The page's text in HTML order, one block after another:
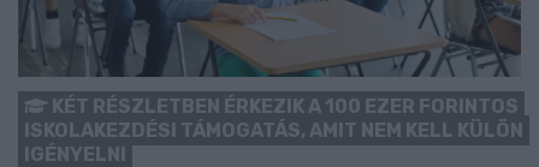
KÉT RÉSZLETBEN ÉRKEZIK A 100 EZER FORINTOS
ISKOLAKEZDÉSI TÁMOGATÁS, AMIT NEM KELL KÜLÖN
IGÉNYELNI